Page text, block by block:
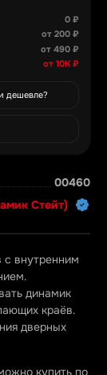
00460
Стейт)
с внутренним
динамик
краёв.
дверных
купить по
0 ₽
от 200 ₽
от 490 ₽
от 10К ₽
дешевле?